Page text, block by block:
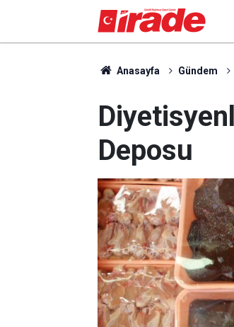
Anasayfa Gündem
Deposu